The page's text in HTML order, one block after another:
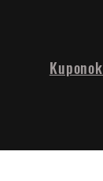
Kuponok